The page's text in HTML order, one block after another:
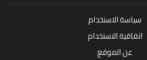
سياسة الاستخدام
اتفاقية الاستخدام
عن الموقع